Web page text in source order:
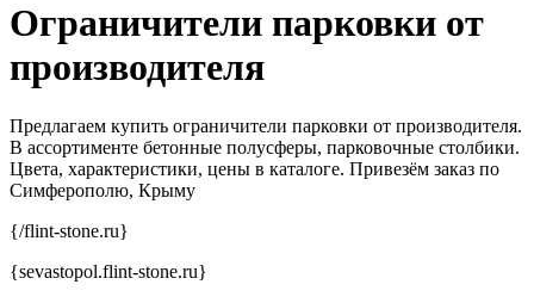
Ограничители парковки от
производителя
Предлагаем купить ограничители парковки от производителя.
В ассортименте бетонные полусферы, парковочные столбики.
Цвета, характеристики, цены в каталоге. Привезём заказ по
Симферополю, Крыму
{/flint-stone.ru}
{sevastopol.flint-stone.ru}